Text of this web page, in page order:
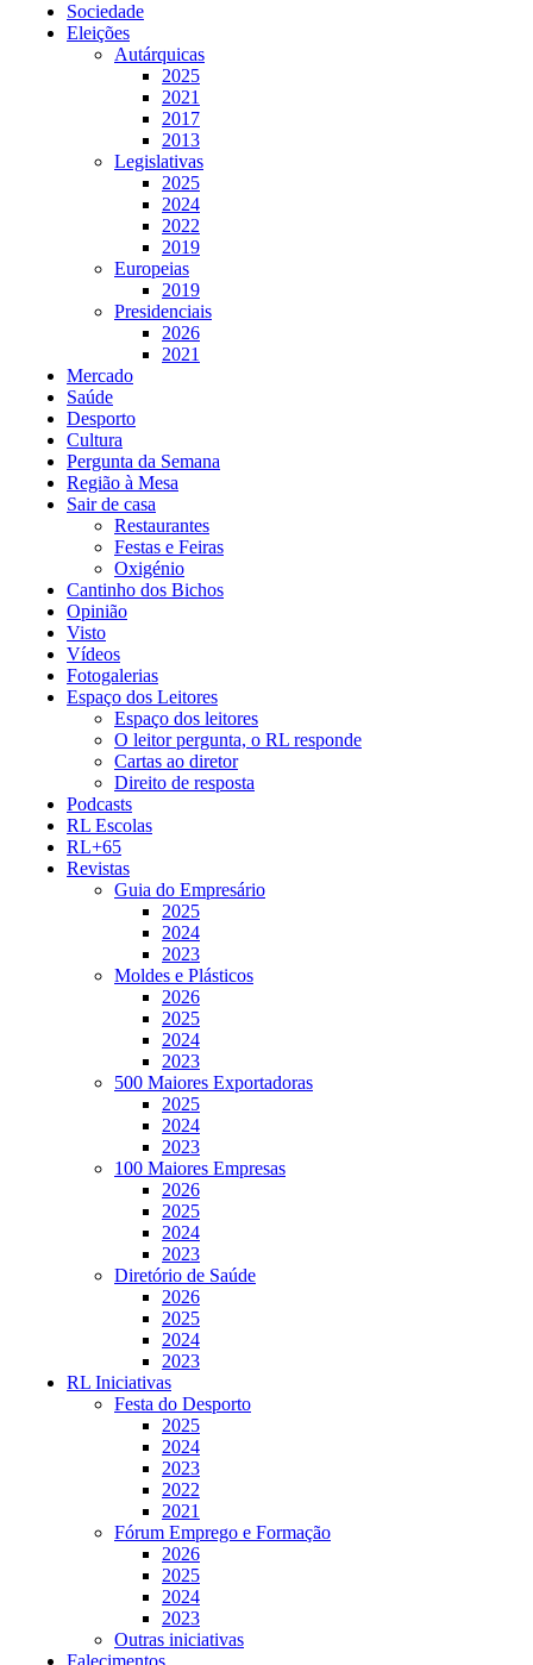
Sociedade
Eleições
Autárquicas
2025
2021
2017
2013
Legislativas
2025
2024
2022
2019
Europeias
2019
Presidenciais
2026
2021
Mercado
Saúde
Desporto
Cultura
Pergunta da Semana
Região à Mesa
Sair de casa
Restaurantes
Festas e Feiras
Oxigénio
Cantinho dos Bichos
Opinião
Visto
Vídeos
Fotogalerias
Espaço dos Leitores
Espaço dos leitores
O leitor pergunta, o RL responde
Cartas ao diretor
Direito de resposta
Podcasts
RL Escolas
RL+65
Revistas
Guia do Empresário
2025
2024
2023
Moldes e Plásticos
2026
2025
2024
2023
500 Maiores Exportadoras
2025
2024
2023
100 Maiores Empresas
2026
2025
2024
2023
Diretório de Saúde
2026
2025
2024
2023
RL Iniciativas
Festa do Desporto
2025
2024
2023
2022
2021
Fórum Emprego e Formação
2026
2025
2024
2023
Outras iniciativas
Falecimentos